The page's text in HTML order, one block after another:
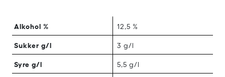
Alkohol % 12,5 %
Sukker g/l 3 g/l
Syre g/l 5,5 g/l